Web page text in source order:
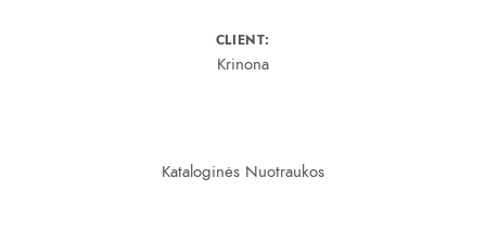
CLIENT:
Krinona
Kataloginės Nuotraukos